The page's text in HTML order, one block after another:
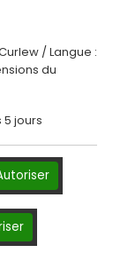
/ Langue :
du
5 jours